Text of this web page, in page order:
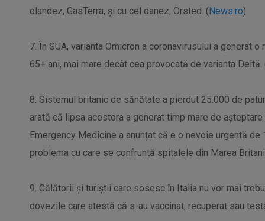
olandez, GasTerra, şi cu cel danez, Orsted. (News.ro)
7. În SUA, varianta Omicron a coronavirusului a generat
65+ ani, mai mare decât cea provocată de varianta Deltă.
8. Sistemul britanic de sănătate a pierdut 25.000 de
arată că lipsa acestora a generat timp mare de
Emergency Medicine a anunțat că e o nevoie urgentă
problema cu care se confruntă spitalele din Marea
9. Călătorii și turiștii care sosesc în Italia nu vor mai
dovezile care atestă că s-au vaccinat, recuperat sau